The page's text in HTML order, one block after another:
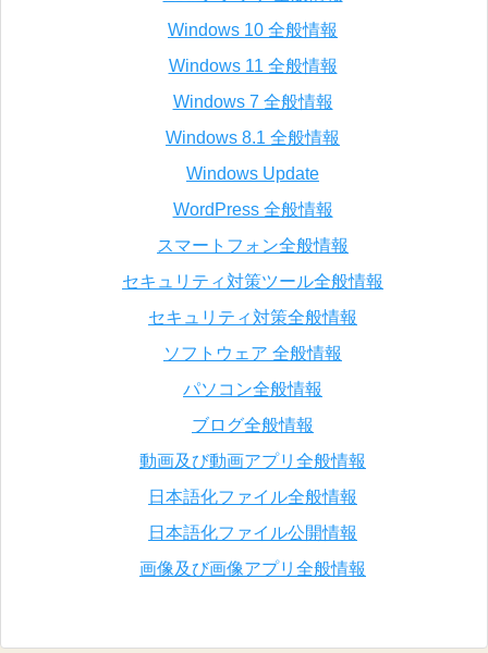
Windows 10 全般情報
Windows 11 全般情報
Windows 7 全般情報
Windows 8.1 全般情報
Windows Update
WordPress 全般情報
スマートフォン全般情報
セキュリティ対策ツール全般情報
セキュリティ対策全般情報
ソフトウェア 全般情報
パソコン全般情報
ブログ全般情報
動画及び動画アプリ全般情報
日本語化ファイル全般情報
日本語化ファイル公開情報
画像及び画像アプリ全般情報